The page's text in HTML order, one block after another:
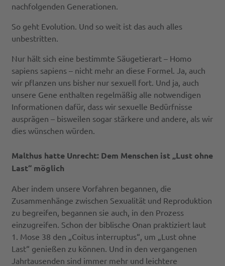
nachfolgenden Generationen.
So geht Evolution. Und so weit ist das auch alles
unbestritten.
Nur hält sich eine bestimmte Säugetierart – Homo
sapiens sapiens – nicht mehr an diese Formel. Ja, auch
wir pflanzen uns bisher nur sexuell fort. Und ja, auch
unsere Gene enthalten regelmäßig alle notwendigen
Informationen dafür, dass wir sexuelle Bedürfnisse
ausprägen – bisweilen sogar stärkere und andere, als wir
dies wünschen würden.
Malthus hatte Unrecht: Dem Menschen ist „Lust ohne
Last“ möglich
Aber indem unsere Vorfahren begannen, die
Zusammenhänge zwischen Sexualität und Reproduktion
zu begreifen, begannen sie auch, in den Prozess
einzugreifen. Schon der biblische Onan praktiziert laut
1. Mose 38 den „Coitus interruptus“, um „Lust ohne
Last“ genießen zu können. Und in den vergangenen
Jahrtausenden sind immer mehr und leichtere